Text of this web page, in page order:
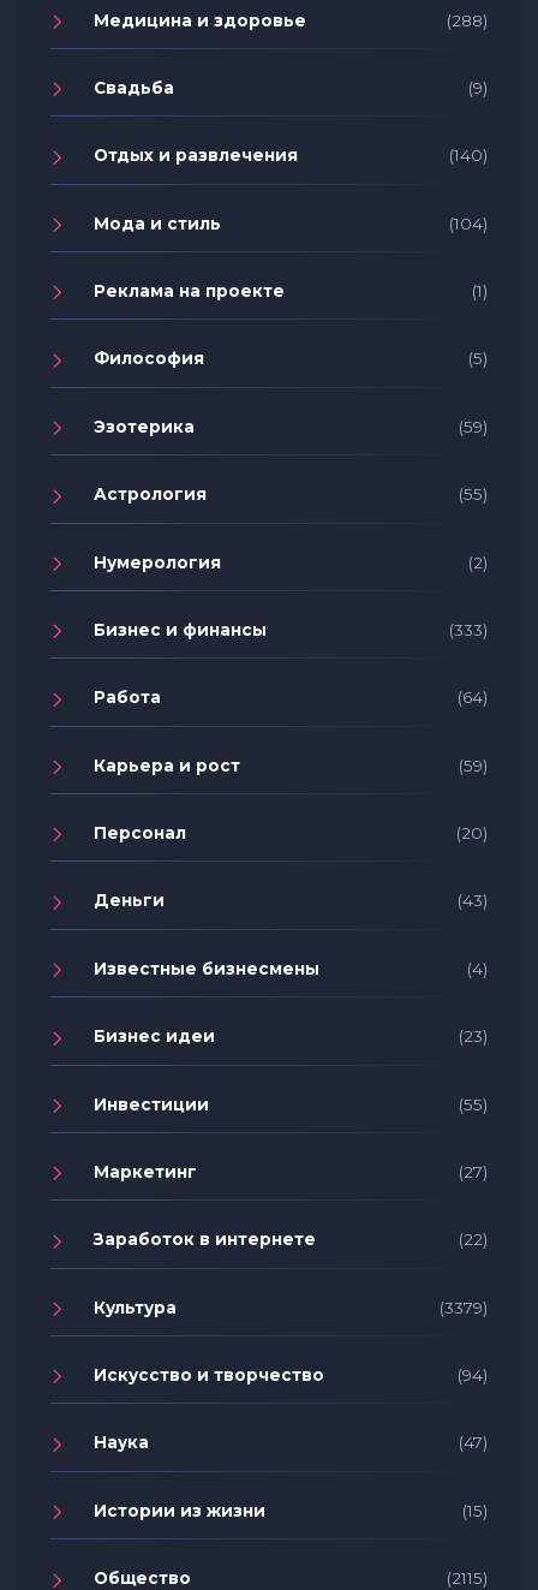
Медицина и здоровье (288)
Свадьба (9)
Отдых и развлечения (140)
Мода и стиль (104)
Реклама на проекте (1)
Философия (5)
Эзотерика (59)
Астрология (55)
Нумерология (2)
Бизнес и финансы (333)
Работа (64)
Карьера и рост (59)
Персонал (20)
Деньги (43)
Известные бизнесмены (4)
Бизнес идеи (23)
Инвестиции (55)
Маркетинг (27)
Заработок в интернете (22)
Культура (3379)
Искусство и творчество (94)
Наука (47)
Истории из жизни (15)
Общество (2115)